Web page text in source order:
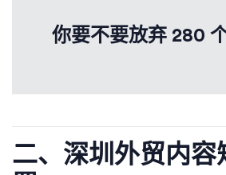
你要不要放弃 280
二、深圳外贸内容